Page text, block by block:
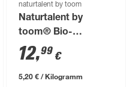
naturtalent by toom
Naturtalent by
toom® Bio-
Hornspäne 2,5 kg
12,99 €
5,20 € / Kilogramm